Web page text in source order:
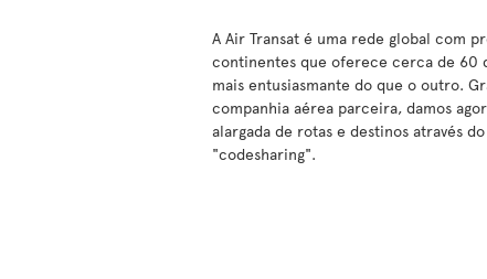
A Air Transat é uma rede global com
continentes que oferece cerca de 60
mais entusiasmante do que o outro.
companhia aérea parceira, damos
alargada de rotas e destinos através
"codesharing".